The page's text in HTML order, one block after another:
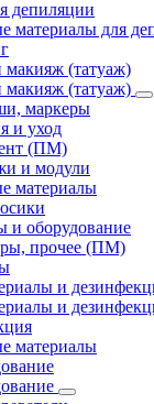
депиляции
материалы для
(татуаж)
(татуаж)
маркеры
и уход
(ПМ)
и модули
материалы
и оборудование
прочее (ПМ)
и
и
материалы